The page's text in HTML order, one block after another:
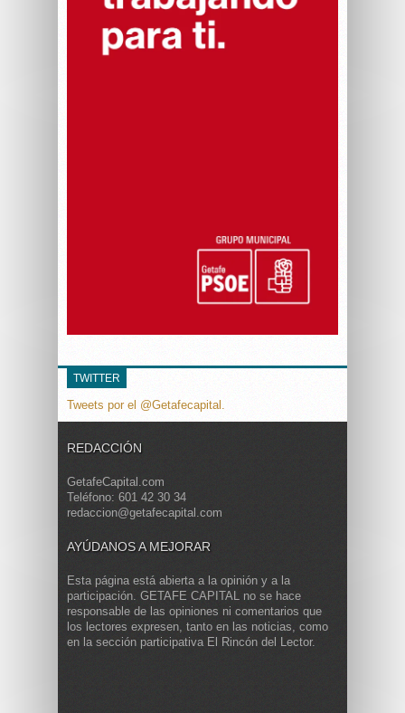
TWITTER
Tweets por el @Getafecapital.
REDACCIÓN
GetafeCapital.com
Teléfono: 601 42 30 34
redaccion@getafecapital.com
AYÚDANOS A MEJORAR
Esta página está abierta a la opinión y a la
participación. GETAFE CAPITAL no se hace
responsable de las opiniones ni comentarios que
los lectores expresen, tanto en las noticias, como
en la sección participativa El Rincón del Lector.